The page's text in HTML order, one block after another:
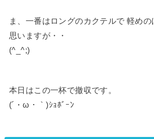
ま、一番はロングのカクテルで 軽め
思いますが・・
(^_^;)
本日はこの一杯で撤収です。
(´・ω・｀)ｼｮﾎﾞｰﾝ